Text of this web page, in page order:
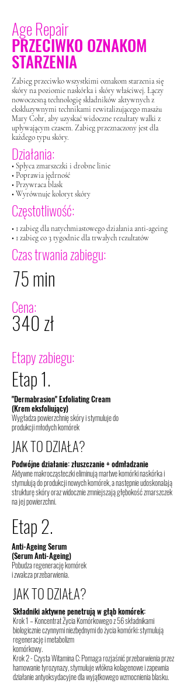
Age Repair
PRZECIWKO OZNAKOM
STARZENIA
Zabieg przeciwko wszystkimi oznakom starzenia się
skóry na poziomie naskórka i skóry właściwej. Łączy
nowoczesnątechnologię składników aktywnych z
ekskluzywnymi technikami rewitalizującego masażu
Mary Cohr, aby uzyskaćwidoczne rezultaty walki z
upływającym czasem. Zabieg przeznaczony jest dla
każdego typu skóry.
Działania:
• Spłyca zmarszczki i drobne linie
• Poprawia jędrność
• Przywraca blask
• Wyrównuje koloryt skóry
Częstotliwość:
• 1 zabieg dla natychmiastowego działania anti-ageing
• 1 zabieg co 3 tygodnie dla trwałych rezultatów
Czas trwania zabiegu:
75 min
Cena:
340 zł
Etapy zabiegu:
Etap 1.
"Dermabrasion" Exfoliating Cream
(Krem eksfoliujący)
Wygładza powierzchnię skóry i stymuluje do
produkcji młodych komórek
JAK TO DZIAŁA?
Podwójne działanie: złuszczanie + odmładzanie
Aktywne makrocząsteczki eliminują martwe komórki naskórka i
stymulują do produkcji nowych komórek, a następnie udoskonalają
strukturę skóry oraz widocznie zmniejszają głębokość zmarszczek
na jej powierzchni.
Etap 2.
Anti-Ageing Serum
(Serum Anti-Ageing)
Pobudza regenerację komórek
i zwalcza przebarwienia.
JAK TO DZIAŁA?
Składniki aktywne penetrują w głąb komórek:
Krok 1 – Koncentrat Życia Komórkowego z 56 składnikami
biologicznie czynnymi niezbędnymi do życia komórki: stymulują
regenerację i metabolizm
komórkowy.
Krok 2 - Czysta Witamina C: Pomaga rozjaśnić przebarwienia przez
hamowanie tyrozynazy, stymuluje włókna kolagenowe i zapewnia
działanie antyoksydacyjne dla wyjątkowego wzmocnienia blasku.